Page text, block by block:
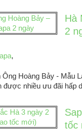
Hà
2
,
Hoàng Bảy - Mẫu
được nhiều ưu đãi hấp
tốc